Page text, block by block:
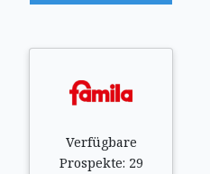
Verfügbare
Prospekte: 29